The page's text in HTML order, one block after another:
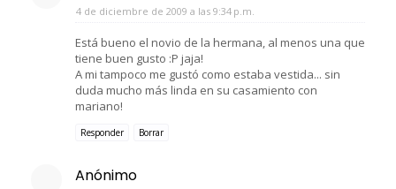
4 de diciembre de 2009 a las 9:34 p.m.
Está bueno el novio de la hermana, al menos una que
tiene buen gusto :P jaja!
A mi tampoco me gustó como estaba vestida... sin
duda mucho más linda en su casamiento con
mariano!
Responder Borrar
Anónimo